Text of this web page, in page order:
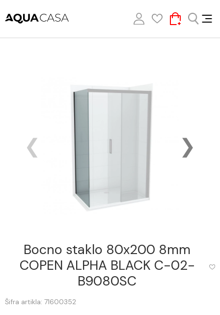
Bocno staklo 80x200 8mm
COPEN ALPHA BLACK C-02-
B9080SC
Šifra artikla: 71600352